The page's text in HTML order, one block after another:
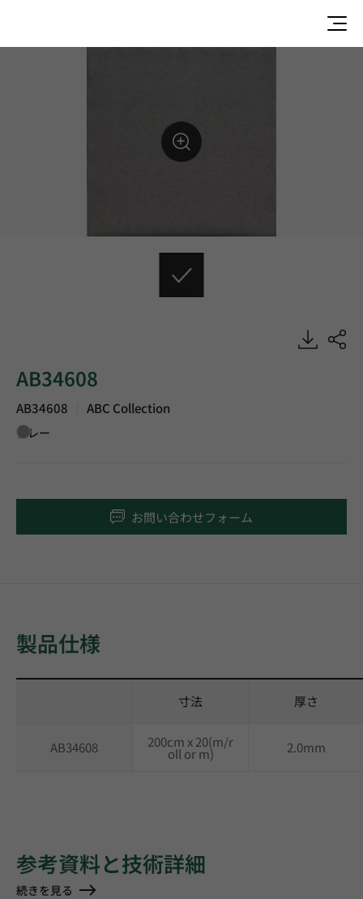
AB34608
AB34608 ABC Collection
グレー
お問い合わせフォーム
製品仕様
寸法 厚さ
AB34608 200cm x 20(m/r
oll or m) 2.0mm
参考資料と技術詳細
続きを見る